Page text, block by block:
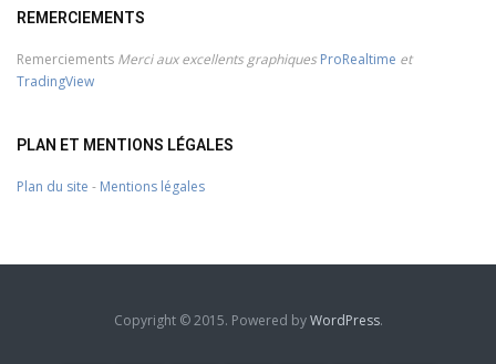
REMERCIEMENTS
Remerciements Merci aux excellents graphiques ProRealtime et
TradingView
PLAN ET MENTIONS LÉGALES
Plan du site - Mentions légales
Copyright © 2015. Powered byWordPress.